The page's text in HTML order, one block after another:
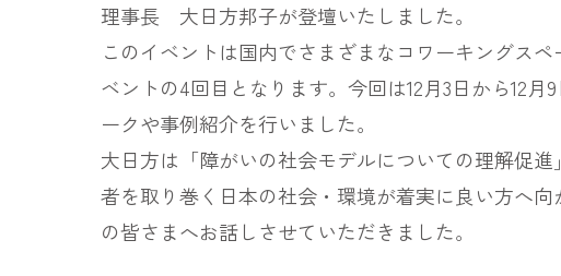
理事長 大日方邦子が登壇いたしました。
このイベントは国内でさまざまなコワーキングス
ベントの4回目となります。今回は12月3日から12
ークや事例紹介を行いました。
大日方は「障がいの社会モデルについての理解促
者を取り巻く日本の社会・環境が着実に良い方へ
の皆さまへお話しさせていただきました。